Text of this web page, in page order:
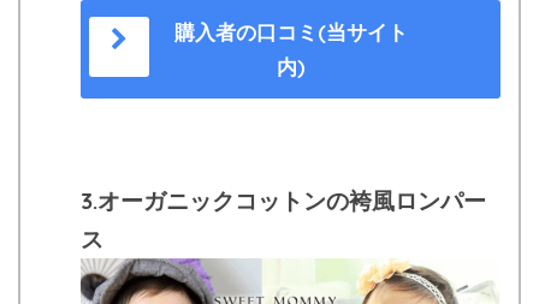
購入者の口コミ(当サイト
内)
3.オーガニックコットンの袴風ロンパー
ス